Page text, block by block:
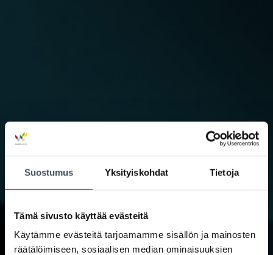
Suostumus Yksityiskohdat Tietoja
Tämä sivusto käyttää evästeitä
Käytämme evästeitä tarjoamamme sisällön ja mainosten
räätälöimiseen, sosiaalisen median ominaisuuksien